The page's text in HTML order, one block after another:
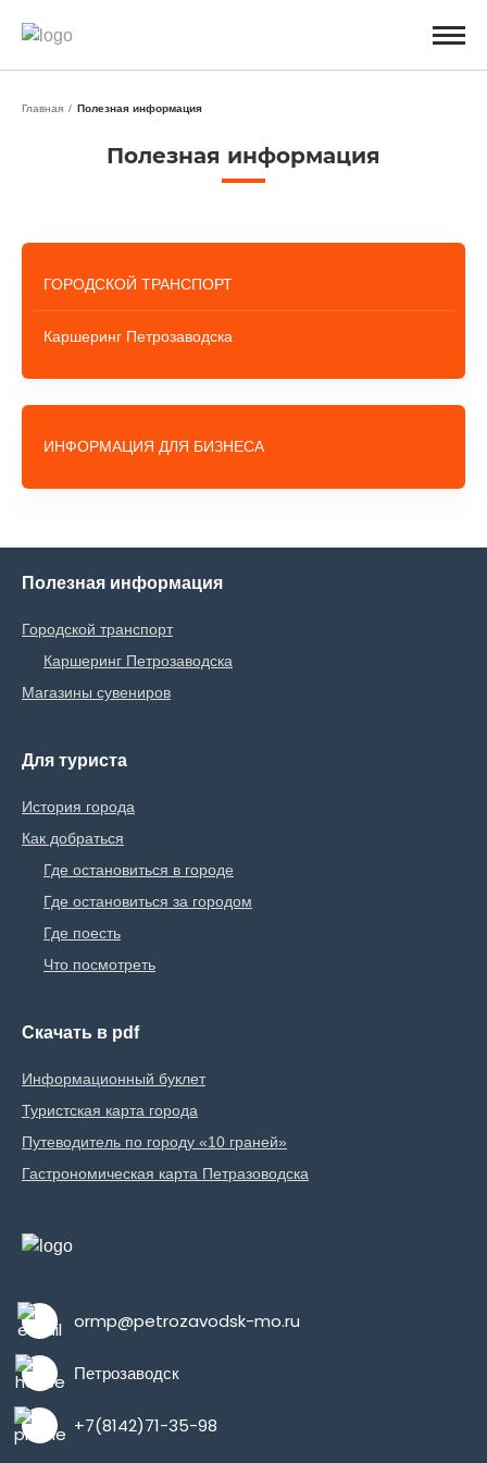
Главная / Полезная информация
Полезная информация
ГОРОДСКОЙ ТРАНСПОРТ
Каршеринг Петрозаводска
ИНФОРМАЦИЯ ДЛЯ БИЗНЕСА
ormp@petrozavodsk-mo.ru
Петрозаводск
+7(8142)71-35-98
Полезная информация
Городской транспорт
Каршеринг Петрозаводска
Магазины сувениров
Для туриста
История города
Как добраться
Где остановиться в городе
Где остановиться за городом
Где поесть
Что посмотреть
Скачать в pdf
Информационный буклет
Туристская карта города
Путеводитель по городу «10 граней»
Гастрономическая карта Петразоводска